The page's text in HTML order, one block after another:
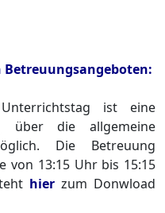
ist eine
über die allgemeine
Die Betreuung
von 13:15 Uhr bis 15:15
hier zum Donwload